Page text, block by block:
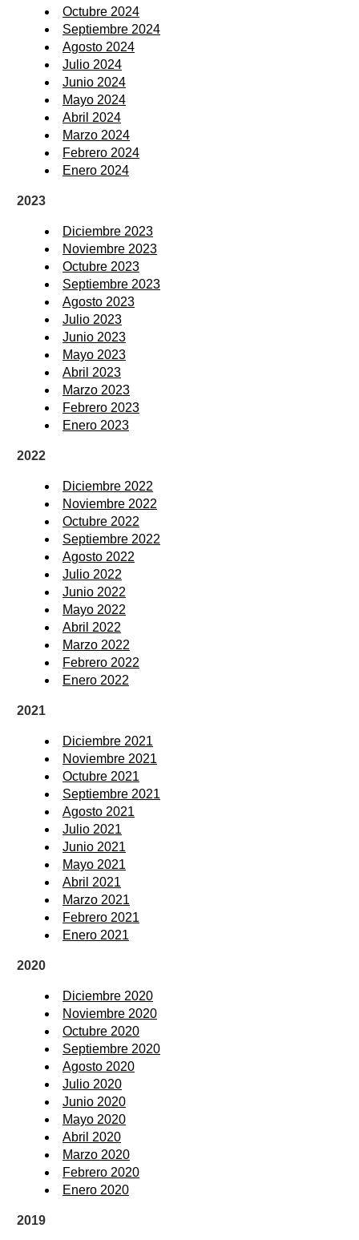
Octubre 2024
Septiembre 2024
Agosto 2024
Julio 2024
Junio 2024
Mayo 2024
Abril 2024
Marzo 2024
Febrero 2024
Enero 2024
2023
Diciembre 2023
Noviembre 2023
Octubre 2023
Septiembre 2023
Agosto 2023
Julio 2023
Junio 2023
Mayo 2023
Abril 2023
Marzo 2023
Febrero 2023
Enero 2023
2022
Diciembre 2022
Noviembre 2022
Octubre 2022
Septiembre 2022
Agosto 2022
Julio 2022
Junio 2022
Mayo 2022
Abril 2022
Marzo 2022
Febrero 2022
Enero 2022
2021
Diciembre 2021
Noviembre 2021
Octubre 2021
Septiembre 2021
Agosto 2021
Julio 2021
Junio 2021
Mayo 2021
Abril 2021
Marzo 2021
Febrero 2021
Enero 2021
2020
Diciembre 2020
Noviembre 2020
Octubre 2020
Septiembre 2020
Agosto 2020
Julio 2020
Junio 2020
Mayo 2020
Abril 2020
Marzo 2020
Febrero 2020
Enero 2020
2019